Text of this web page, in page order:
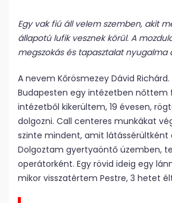
Egy vak fiú áll velem szemben, akit
állapotú lufik vesznek körül. A
megszokás és tapasztalat nyugalma
A nevem Kőrösmezey Dávid
Budapesten egy intézetben nőttem
intézetből kikerültem, 19 évesen,
dolgozni. Call centeres munkákat
szinte mindent, amit látássérültként
Dolgoztam gyertyaöntő üzemben,
operátorként. Egy rövid ideig egy
mikor visszatértem Pestre, 3 hetet